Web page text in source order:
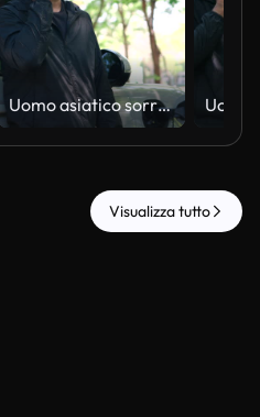
Uomo asiatico sorridente in abbigliamento sportivo che chiama al cellulare e guarda il suo orologio vicino a un veicolo elettrico in carica all'aperto. Tecnologia intelligente e concetto di trasporto ecologico. Tiro verticale
Visualizza tutto